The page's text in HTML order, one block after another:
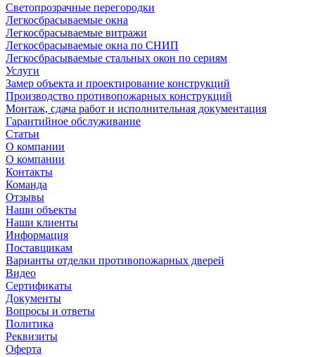
Светопрозрачные перегородки
Легкосбрасываемые окна
Легкосбрасываемые витражи
Легкосбрасываемые окна по СНИП
Легкосбрасываемые стальных окон по сериям
Услуги
Замер объекта и проектирование конструкций
Производство противопожарных конструкций
Монтаж, сдача работ и исполнительная документация
Гарантийное обслуживание
Статьи
О компании
О компании
Контакты
Команда
Отзывы
Наши объекты
Наши клиенты
Информация
Поставщикам
Варианты отделки противопожарных дверей
Видео
Сертификаты
Документы
Вопросы и ответы
Политика
Реквизиты
Оферта